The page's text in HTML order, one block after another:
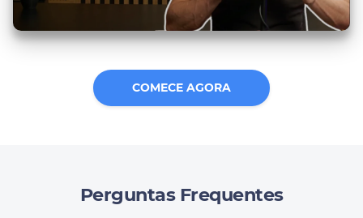
COMECE AGORA
Perguntas Frequentes